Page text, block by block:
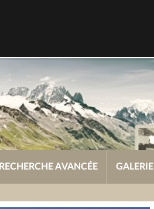
RECHERCHE AVANCÉE GALERIE